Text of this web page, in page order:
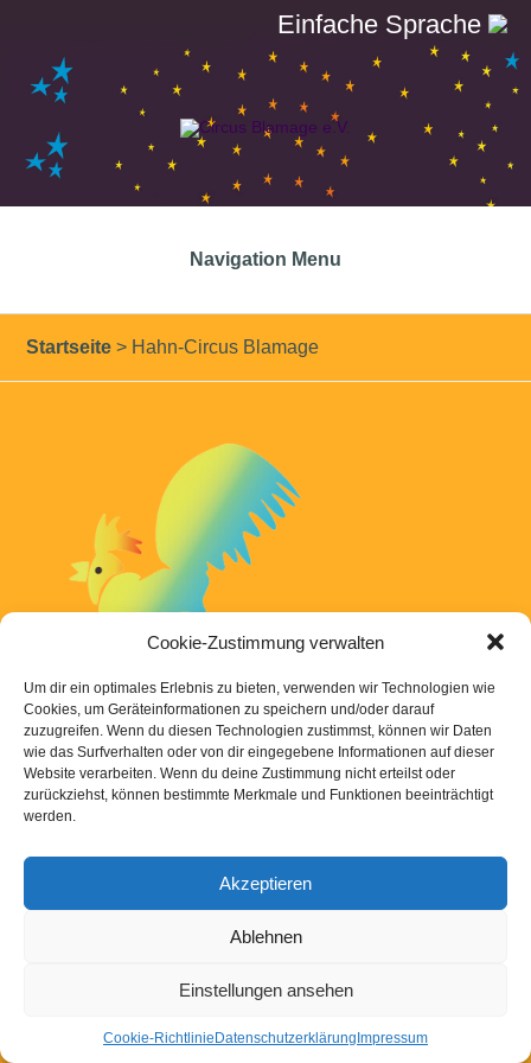
Cookie-Zustimmung verwalten
Um dir ein optimales Erlebnis zu bieten, verwenden wir Technologien wie
Cookies, um Geräteinformationen zu speichern und/oder darauf
zuzugreifen. Wenn du diesen Technologien zustimmst, können wir Daten
wie das Surfverhalten oder von dir eingegebene Informationen auf dieser
Website verarbeiten. Wenn du deine Zustimmung nicht erteilst oder
zurückziehst, können bestimmte Merkmale und Funktionen beeinträchtigt
werden.
Akzeptieren
Ablehnen
Einstellungen ansehen
Cookie-Richtlinie Datenschutzerklärung Impressum
Einfache Sprache
Navigation Menu
Startseite > Hahn-Circus Blamage
Nächste →
Downloads|Impressum